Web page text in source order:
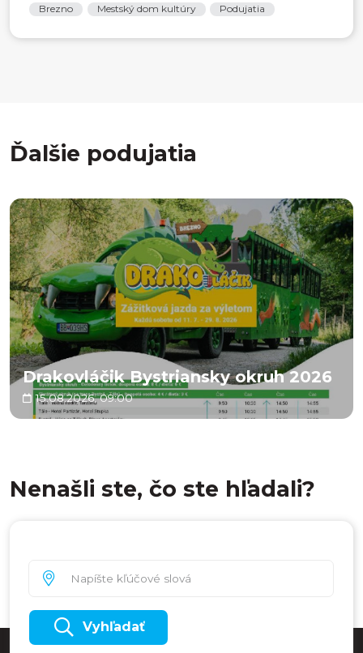
Brezno Mestský dom kultúry Podujatia
Ďalšie podujatia
Drakovláčik Bystriansky okruh 2026
15.08.2026, 09:00
Nenašli ste, čo ste hľadali?
Vyhľadať